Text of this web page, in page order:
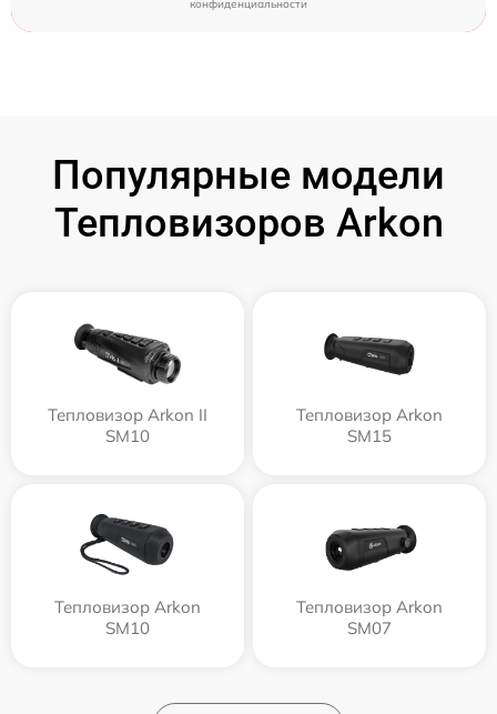
конфиденциальности
Популярные модели
Тепловизоров Arkon
Тепловизор Arkon II
SM10
Тепловизор Arkon
SM15
Тепловизор Arkon
SM10
Тепловизор Arkon
SM07